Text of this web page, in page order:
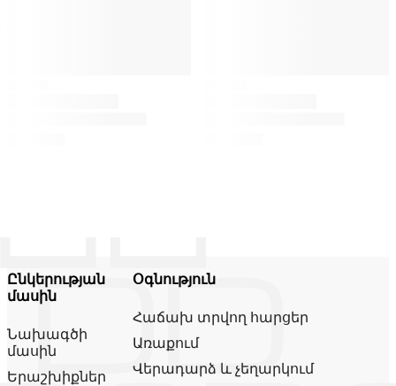
Ընկերության
մասին
Նախագծի
մասին
Երաշխիքներ
Օգնություն
Հաճախ տրվող հարցեր
Առաքում
Վերադարձ և չեղարկում